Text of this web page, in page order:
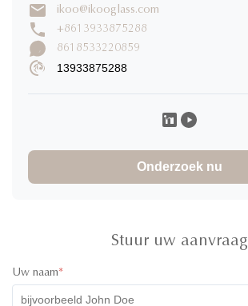
ikoo@ikooglass.com
+8613933875288
8618533220859
13933875288
Onderzoek nu
Stuur uw aanvraag
Uw naam*